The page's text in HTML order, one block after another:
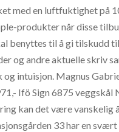
med en luftfuktighet på
produkter når disse
benyttes til å gi tilskudd
og andre aktuelle skriv
intuisjon. Magnus
Ifö Sign 6875 veggskål
kan det være vanskelig
33 har en